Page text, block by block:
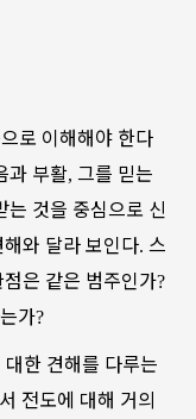
로 이해해야 한다
과 부활, 그를 믿는
는 것을 중심으로 신
해와 달라보인다. 스
은 같은 범주인가?
가?
대한 견해를 다루는
전도에 대해 거의